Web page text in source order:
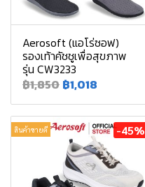
Aerosoft (แอโร่ซอฟ)
รองเท้าคัชชูเพื่อสุขภาพ
รุ่น CW3233
฿1,850 ฿1,018
สินค้าขายดี -45%